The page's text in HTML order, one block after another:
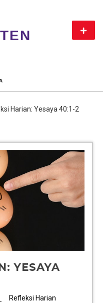
Harian: Yesaya 40:1-2
YESAYA
Refleksi Harian